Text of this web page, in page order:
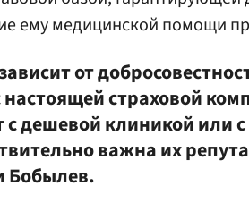
ему медицинской помощи
от
настоящей страховой
с дешевой клиникой или
важна их
Бобылев.